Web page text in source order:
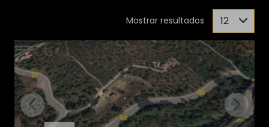
Mostrar resultados 12